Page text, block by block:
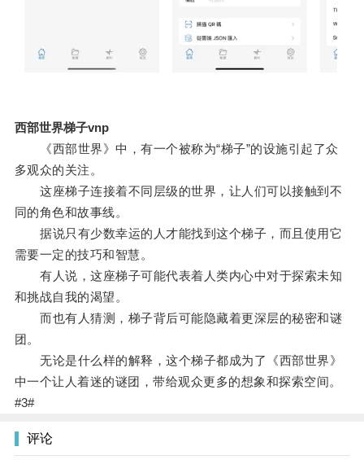
西部世界梯子vnp
《西部世界》中，有一个被称为“梯子”的设施引起了众
多观众的关注。
这座梯子连接着不同层级的世界，让人们可以接触到不
同的角色和故事线。
据说只有少数幸运的人才能找到这个梯子，而且使用它
需要一定的技巧和智慧。
有人说，这座梯子可能代表着人类内心中对于探索未知
和挑战自我的渴望。
而也有人猜测，梯子背后可能隐藏着更深层的秘密和谜
团。
无论是什么样的解释，这个梯子都成为了《西部世界》
中一个让人着迷的谜团，带给观众更多的想象和探索空间。
#3#
评论